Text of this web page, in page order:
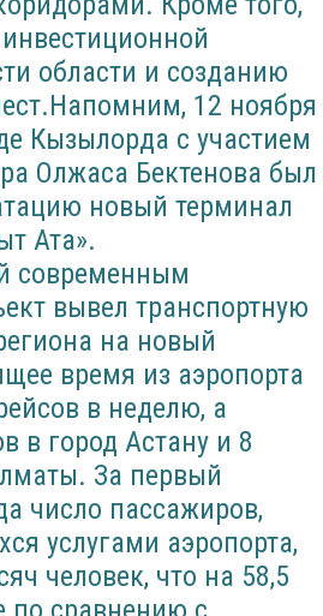
области и созданию
12 ноября
Кызылорда с участием
Олжаса Бектенова был
новый терминал
Ата».
современным
вывел транспортную
на новый
время из аэропорта
в неделю, а
в город Астану и 8
За первый
число пассажиров,
услугами аэропорта,
человек, что на 58,5